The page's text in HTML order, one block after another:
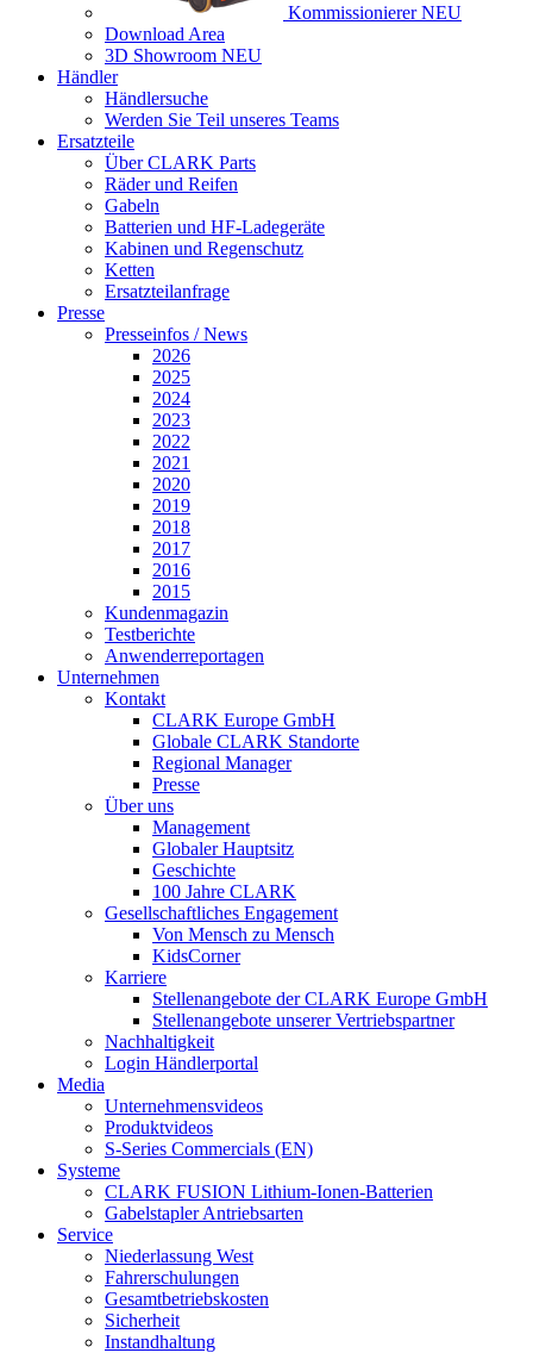
Kommissionierer NEU
Download Area
3D Showroom NEU
Händler
Händlersuche
Werden Sie Teil unseres Teams
Ersatzteile
Über CLARK Parts
Räder und Reifen
Gabeln
Batterien und HF-Ladegeräte
Kabinen und Regenschutz
Ketten
Ersatzteilanfrage
Presse
Presseinfos / News
2026
2025
2024
2023
2022
2021
2020
2019
2018
2017
2016
2015
Kundenmagazin
Testberichte
Anwenderreportagen
Unternehmen
Kontakt
CLARK Europe GmbH
Globale CLARK Standorte
Regional Manager
Presse
Über uns
Management
Globaler Hauptsitz
Geschichte
100 Jahre CLARK
Gesellschaftliches Engagement
Von Mensch zu Mensch
KidsCorner
Karriere
Stellenangebote der CLARK Europe GmbH
Stellenangebote unserer Vertriebspartner
Nachhaltigkeit
Login Händlerportal
Media
Unternehmensvideos
Produktvideos
S-Series Commercials (EN)
Systeme
CLARK FUSION Lithium-Ionen-Batterien
Gabelstapler Antriebsarten
Service
Niederlassung West
Fahrerschulungen
Gesamtbetriebskosten
Sicherheit
Instandhaltung